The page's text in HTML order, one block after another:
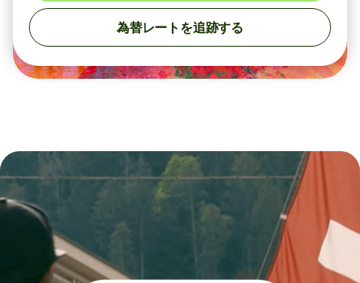
為替レートを追跡する